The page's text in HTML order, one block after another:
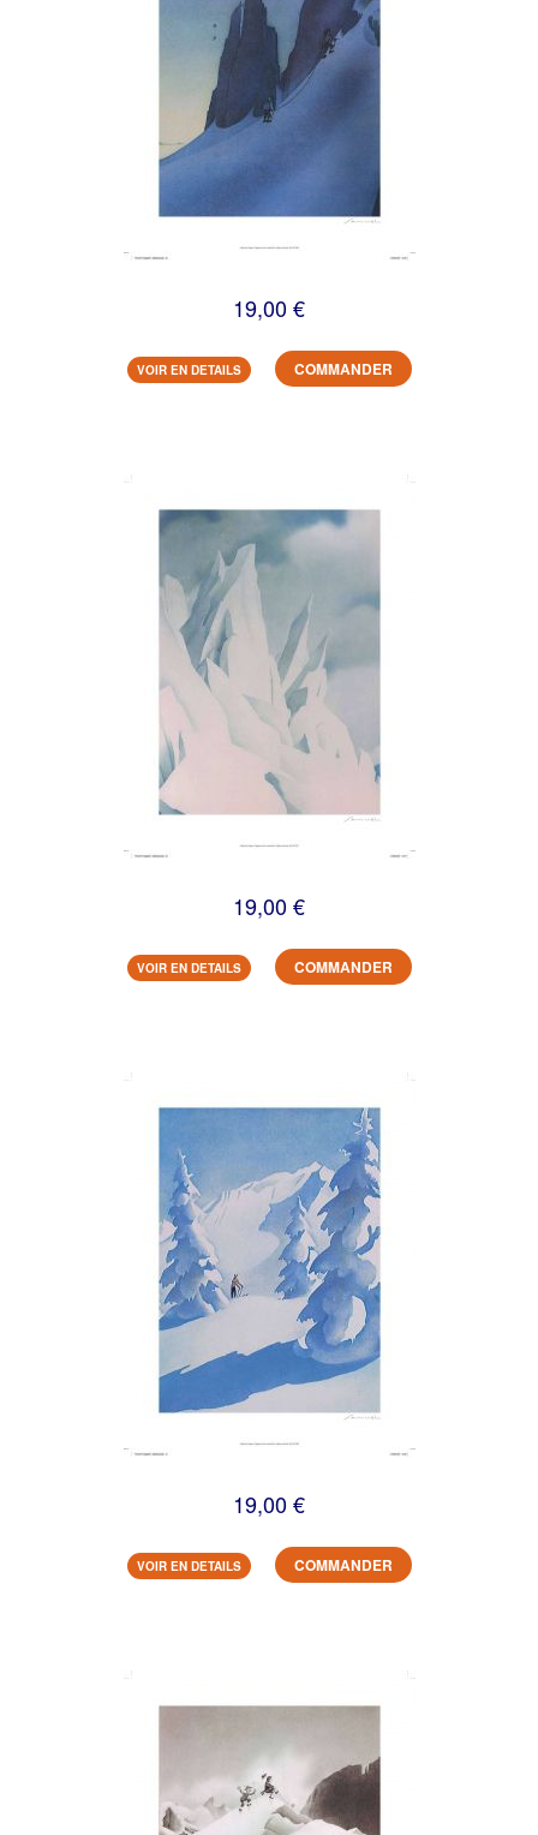
19,00 €
VOIR EN DETAILS COMMANDER
19,00 €
VOIR EN DETAILS COMMANDER
19,00 €
VOIR EN DETAILS COMMANDER